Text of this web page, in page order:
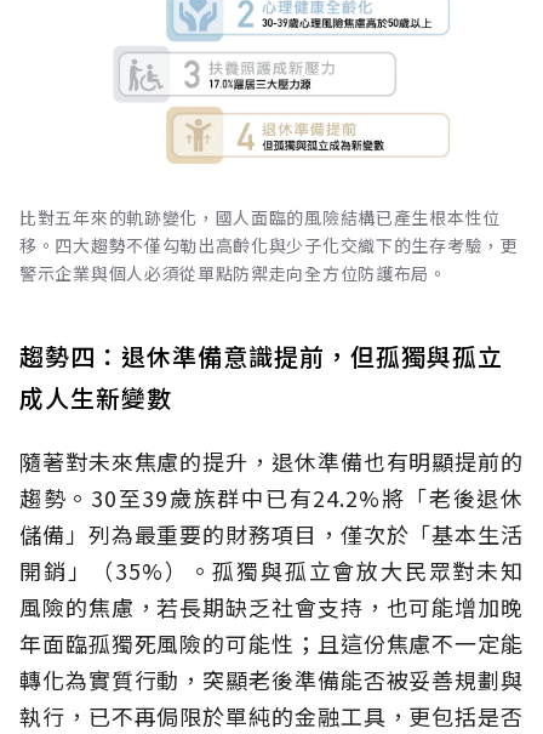
比對五年來的軌跡變化，國人面臨的風險結構已產生根本性位
移。四大趨勢不僅勾勒出高齡化與少子化交織下的生存考驗，更
警示企業與個人必須從單點防禦走向全方位防護布局。
趨勢四：退休準備意識提前，但孤獨與孤立
成人生新變數
隨著對未來焦慮的提升，退休準備也有明顯提前的
趨勢。30至39歲族群中已有24.2%將「老後退休
儲備」列為最重要的財務項目，僅次於「基本生活
開銷」（35%）。孤獨與孤立會放大民眾對未知
風險的焦慮，若長期缺乏社會支持，也可能增加晚
年面臨孤獨死風險的可能性；且這份焦慮不一定能
轉化為實質行動，突顯老後準備能否被妥善規劃與
執行，已不再侷限於單純的金融工具，更包括是否